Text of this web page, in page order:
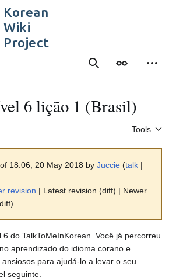
Korean
Wiki
Project
SearchAppearance
6 lição 1 (Brasil)
Tools
18:06, 20 May 2018 by Juccie (talk |
revision | Latest revision (diff) | Newer
do TalkToMeInKorean. Você já percorreu
aprendizado do idioma corano e
para ajudá-lo a levar o seu
seguinte.